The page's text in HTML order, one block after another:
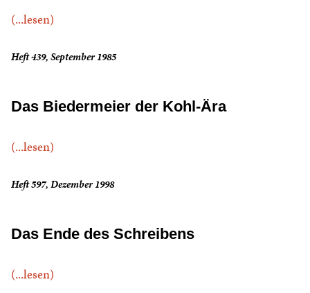
(...lesen)
Heft 439, September 1985
Das Biedermeier der Kohl-Ära
(...lesen)
Heft 597, Dezember 1998
Das Ende des Schreibens
(...lesen)